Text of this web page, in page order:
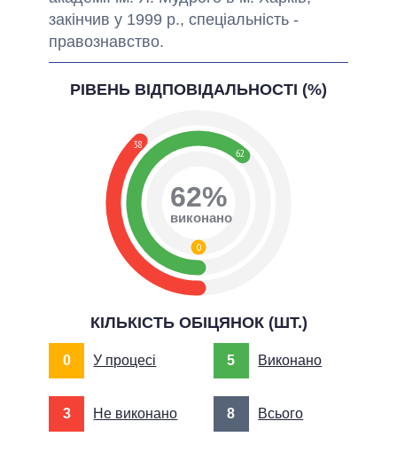
закінчив у 1999 р., спеціальність -
правознавство.
РІВЕНЬ ВІДПОВІДАЛЬНОСТІ (%)
38
62
0
62%
виконано
КІЛЬКІСТЬ ОБІЦЯНОК (ШТ.)
0 У процесі 5 Виконано
3 Не виконано 8 Всього